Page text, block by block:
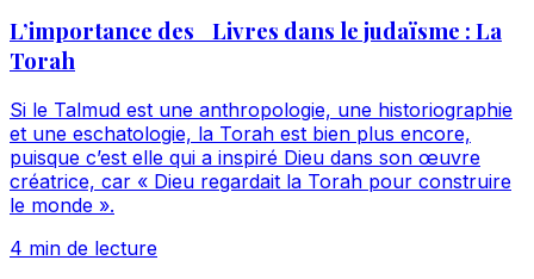
L’importance des Livres dans le judaïsme : La
Torah
Si le Talmud est une anthropologie, une historiographie
et une eschatologie, la Torah est bien plus encore,
puisque c’est elle qui a inspiré Dieu dans son œuvre
créatrice, car « Dieu regardait la Torah pour construire
le monde ».
4 min de lecture